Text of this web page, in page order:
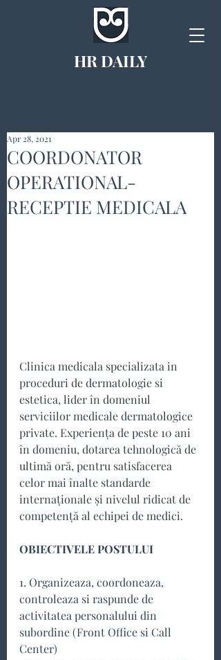
HR DAILY
COORDONATOR
OPERATIONAL-
RECEPTIE MEDICALA
Apr 28, 2021
Clinica medicala specializata in
proceduri de dermatologie si
estetica, lider în domeniul
serviciilor medicale dermatologice
private. Experiența de peste 10 ani
în domeniu, dotarea tehnologică de
ultimă oră, pentru satisfacerea
celor mai înalte standarde
internaționale și nivelul ridicat de
competență al echipei de medici.
OBIECTIVELE POSTULUI
1. Organizeaza, coordoneaza,
controleaza si raspunde de
activitatea personalului din
subordine (Front Office si Call
Center)